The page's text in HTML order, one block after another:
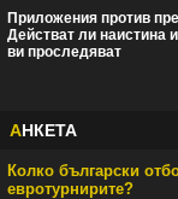
........
Приложения против
Действат ли наистина
ви проследяват
АНКЕТА
Колко български
евротурнирите?